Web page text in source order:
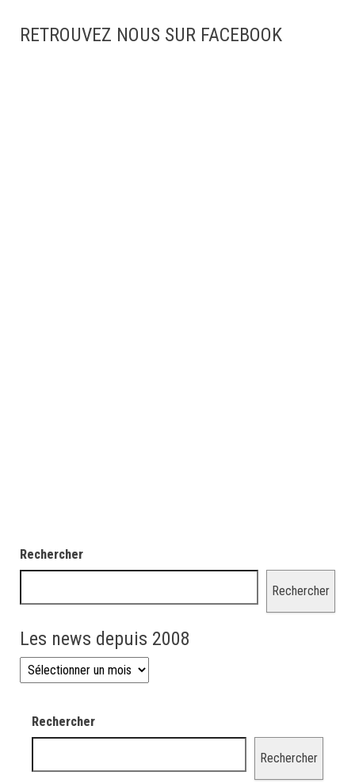
RETROUVEZ NOUS SUR FACEBOOK
Rechercher
Rechercher
Les news depuis 2008
Les news depuis 2008
Rechercher
Rechercher